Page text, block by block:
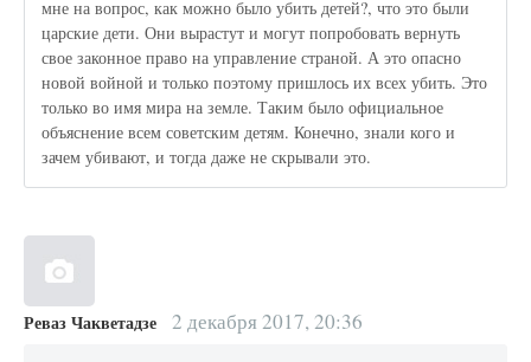
мне на вопрос, как можно было убить детей?, что это были
царские дети. Они вырастут и могут попробовать вернуть
свое законное право на управление страной. А это опасно
новой войной и только поэтому пришлось их всех убить. Это
только во имя мира на земле. Таким было официальное
объяснение всем советским детям. Конечно, знали кого и
зачем убивают, и тогда даже не скрывали это.
Реваз Чакветадзе 2 декабря 2017, 20:36